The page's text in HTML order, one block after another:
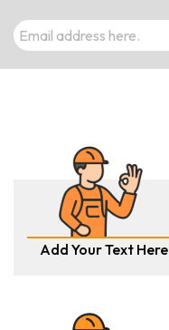
Add Your Text Here